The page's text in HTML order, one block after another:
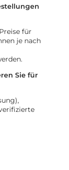
für
je nach
Sie für